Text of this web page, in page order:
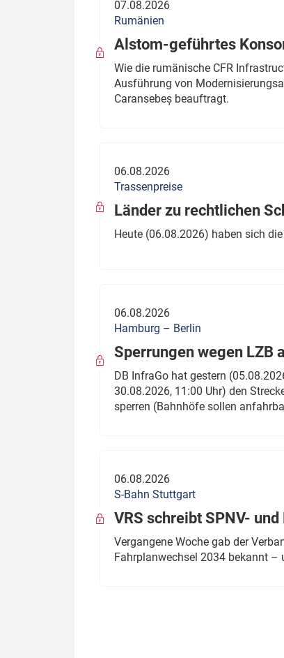
07.08.2026
Rumänien
Alstom-geführtes
Wie die rumänische CFR
Ausführung von
Caransebeș beauftragt.
06.08.2026
Trassenpreise
Länder zu rechtlichen
Heute (06.08.2026) haben sich
06.08.2026
Hamburg – Berlin
Sperrungen wegen
DB InfraGo hat gestern
30.08.2026, 11:00 Uhr) den
sperren (Bahnhöfe sollen
06.08.2026
S-Bahn Stuttgart
VRS schreibt SPNV-
Vergangene Woche gab der
Fahrplanwechsel 2034 bekannt –